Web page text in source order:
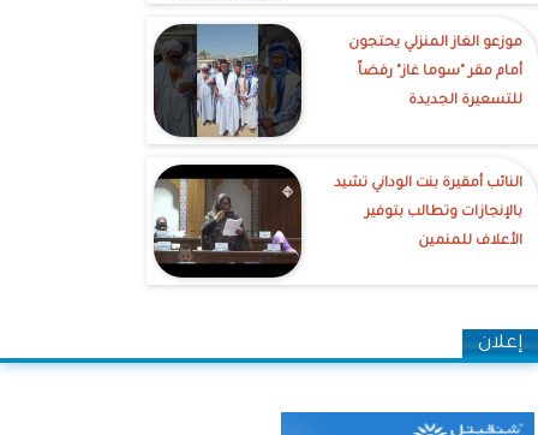
موزعو الغاز المنزلي يحتجون
أمام مقر "سوما غاز" رفضاً
للتسعيرة الجديدة
النائب أمقيرة بنت الوداني تشيد
بالإنجازات وتطالب بتوفير
الأعلاف للمنمين
إعلان